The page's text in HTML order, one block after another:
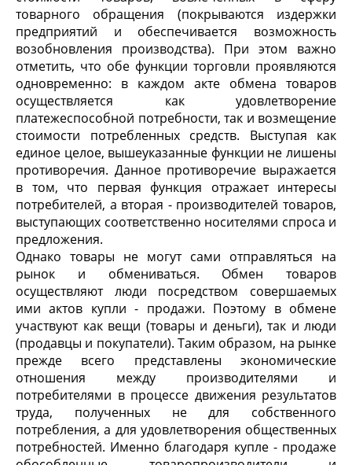
товарного обращения (покрываются издержки
предприятий и обеспечивается возможность
возобновления производства). При этом важно
отметить, что обе функции торговли проявляются
одновременно: в каждом акте обмена товаров
осуществляется как удовлетворение
платежеспособной потребности, так и возмещение
стоимости потребленных средств. Выступая как
единое целое, вышеуказанные функции не лишены
противоречия. Данное противоречие выражается
в том, что первая функция отражает интересы
потребителей, а вторая - производителей товаров,
выступающих соответственно носителями спроса и
предложения.
Однако товары не могут сами отправляться на
рынок и обмениваться. Обмен товаров
осуществляют люди посредством совершаемых
ими актов купли - продажи. Поэтому в обмене
участвуют как вещи (товары и деньги), так и люди
(продавцы и покупатели). Таким образом, на рынке
прежде всего представлены экономические
отношения между производителями и
потребителями в процессе движения результатов
труда, полученных не для собственного
потребления, а для удовлетворения общественных
потребностей. Именно благодаря купле - продаже